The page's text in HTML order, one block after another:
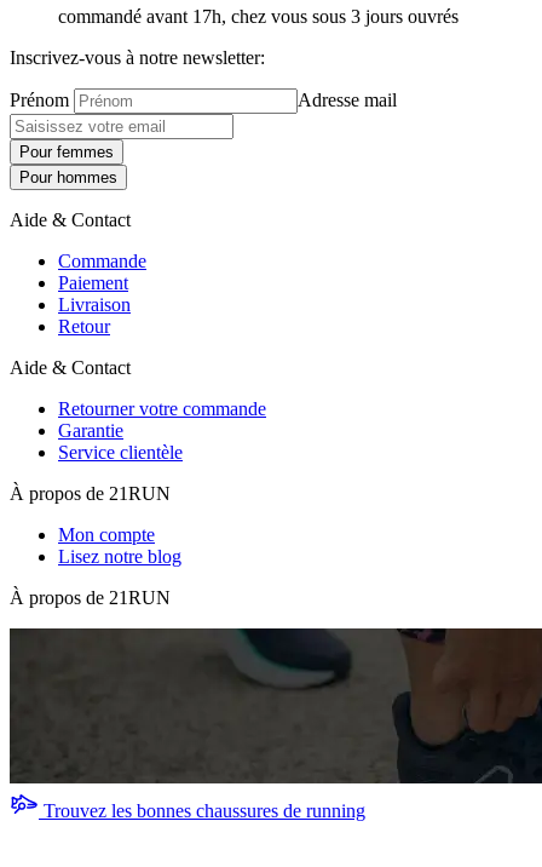
commandé avant 17h, chez vous sous 3 jours ouvrés
Inscrivez-vous à notre newsletter:
Prénom Adresse mail
Pour femmes
Pour hommes
Aide & Contact
Commande
Paiement
Livraison
Retour
Aide & Contact
Retourner votre commande
Garantie
Service clientèle
À propos de 21RUN
Mon compte
Lisez notre blog
À propos de 21RUN
Trouvez les bonnes chaussures de running